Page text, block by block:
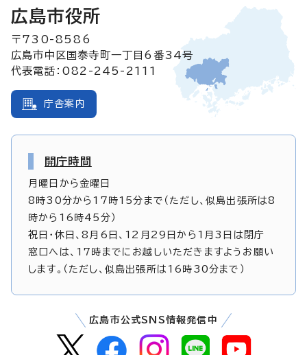
広島市役所
〒730-8586
広島市中区国泰寺町一丁目6番34号
代表電話：082-245-2111
庁舎案内
開庁時間
月曜日から金曜日
8時30分から17時15分まで（ただし、似島出張所は8
時から16時45分）
祝日・休日、8月6日、12月29日から1月3日は閉庁
窓口へは、17時までにお越しいただきますようお願い
します。（ただし、似島出張所は16時30分まで）
広島市公式SNS情報発信中